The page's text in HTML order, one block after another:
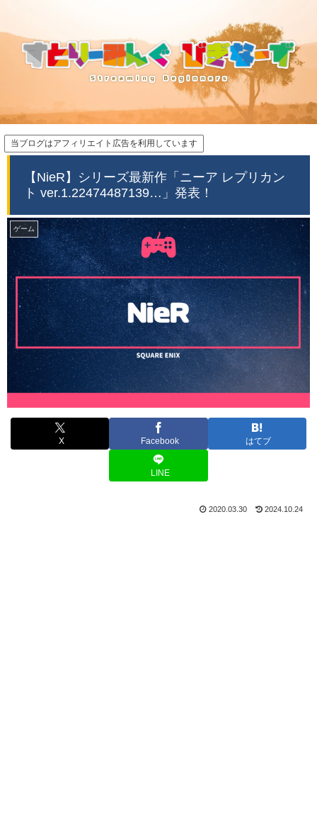
当ブログはアフィリエイト広告を利用しています
【NieR】シリーズ最新作「ニーア レプリカン
ト ver.1.22474487139…」発表！
ゲーム
X Facebook はてブ
LINE
2020.03.30 2024.10.24